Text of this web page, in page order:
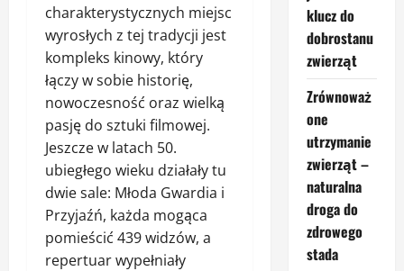
charakterystycznych miejsc
wyrosłych z tej tradycji jest
kompleks kinowy, który
łączy w sobie historię,
nowoczesność oraz wielką
pasję do sztuki filmowej.
Jeszcze w latach 50.
ubiegłego wieku działały tu
dwie sale: Młoda Gwardia i
Przyjaźń, każda mogąca
pomieścić 439 widzów, a
repertuar wypełniały
klucz do
dobrostanu
zwierząt
Zrównoważ
one
utrzymanie
zwierząt –
naturalna
droga do
zdrowego
stada